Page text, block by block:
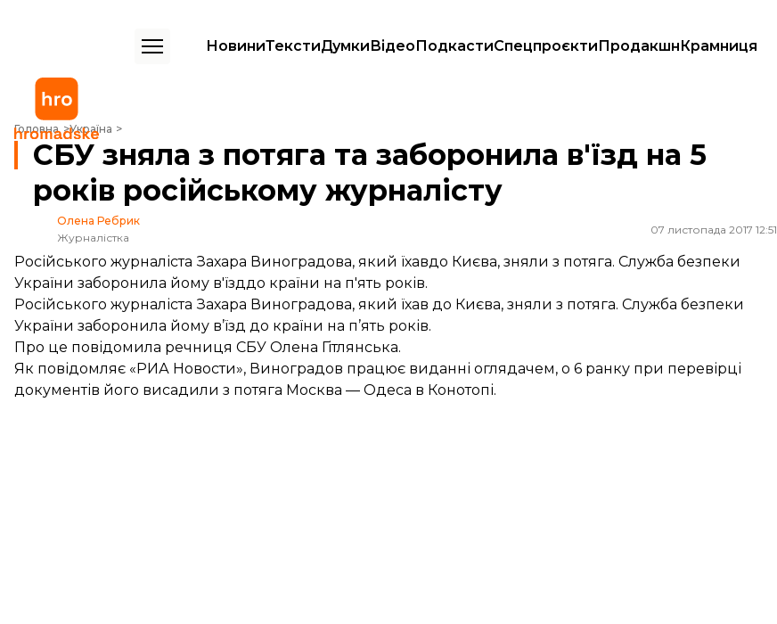
НовиниТекстиДумкиВідеоПодкастиСпецпроєктиПродакшнКрамниця
Головна Україна
СБУ зняла з потяга та заборонила в'їзд на 5 років російському журналісту
СБУ зняла з потяга та заборонила в'їзд на 5
років російському журналісту
Олена Ребрик
Журналістка
07 листопада 2017 12:51
Російського журналіста Захара Виноградова, який їхавдо Києва, зняли з потяга. Служба безпеки
України заборонила йому в'їзддо країни на п'ять років.
Російського журналіста Захара Виноградова, який їхав до Києва, зняли з потяга. Служба безпеки
України заборонила йому в’їзд до країни на п’ять років.
Про це повідомила речниця СБУ Олена Гітлянська.
Як повідомляє «РИА Новости», Виноградов працює виданні оглядачем, о 6 ранку при перевірці
документів його висадили з потяга Москва — Одеса в Конотопі.